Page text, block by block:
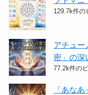
129.7k件の
アチュー
密」の深
77.2k件の
「あな